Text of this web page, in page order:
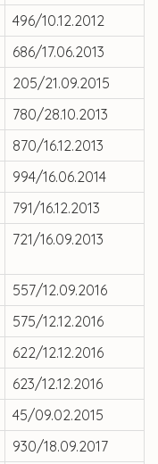
496/10.12.2012
686/17.06.2013
205/21.09.2015
780/28.10.2013
870/16.12.2013
994/16.06.2014
791/16.12.2013
721/16.09.2013
557/12.09.2016
575/12.12.2016
622/12.12.2016
623/12.12.2016
45/09.02.2015
930/18.09.2017